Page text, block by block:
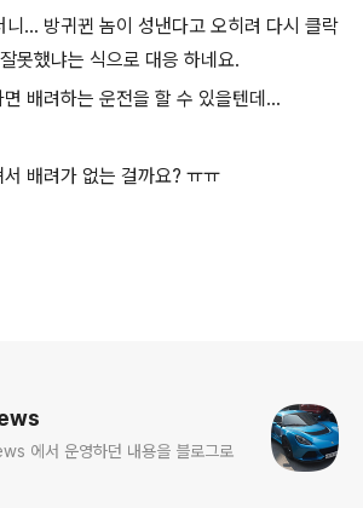
니... 방귀뀐 놈이 성낸다고 오히려 다시 클락
못했냐는 식으로 대응 하네요.
배려하는 운전을 할 수 있을텐데...
배려가 없는 걸까요? ㅠㅠ
에서 운영하던 내용을 블로그로